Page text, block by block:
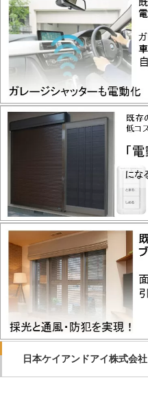
日本ケイアンドアイ株式会社